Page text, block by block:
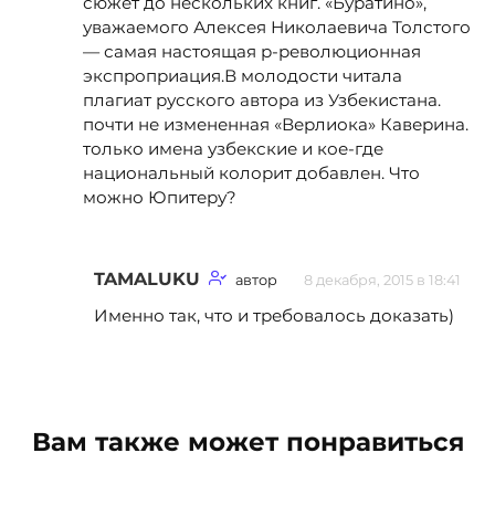
уважаемого Алексея Николаевича Толстого
— самая настоящая р-революционная
экспроприация.В молодости читала
плагиат русского автора из Узбекистана.
почти не измененная «Верлиока» Каверина.
только имена узбекские и кое-где
национальный колорит добавлен. Что
можно Юпитеру?
TAMALUKU автор 8 декабря, 2015 в 18:41
Именно так, что и требовалось доказать)
Вам также может понравиться